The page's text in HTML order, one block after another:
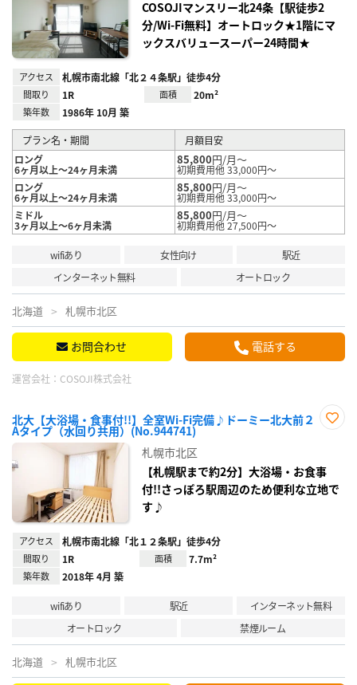
り登
録
COSOJIマンスリー北24条【駅徒歩2
分/Wi-Fi無料】オートロック★1階にマ
ックスバリュースーパー24時間★
アクセス 札幌市南北線「北２４条駅」徒歩4分
間取り 1R 面積 20m²
築年数 1986年 10月 築
プラン名・期間
月額目安
ロング
6ヶ月以上～24ヶ月未満
85,800円/月～
初期費用他 33,000円～
ロング
6ヶ月以上～24ヶ月未満
85,800円/月～
初期費用他 33,000円～
ミドル
3ヶ月以上～6ヶ月未満
85,800円/月～
初期費用他 27,500円～
wifiあり 女性向け
駅近
インターネット無料
オートロック
北海道 札幌市北区
お問合わせ 電話する
運営会社： COSOJI株式会社
北大【大浴場・食事付!!】全室Wi-Fi完備♪ドーミー北大前２
Aタイプ（水回り共用）(No.944741)
録
札幌市北区
【札幌駅まで約2分】大浴場・お食事
付!!さっぽろ駅周辺のため便利な立地で
す♪
アクセス 札幌市南北線「北１２条駅」徒歩4分
間取り 1R 面積 7.7m²
築年数 2018年 4月 築
wifiあり 駅近
インターネット無料
オートロック
禁煙ルーム
北海道 札幌市北区